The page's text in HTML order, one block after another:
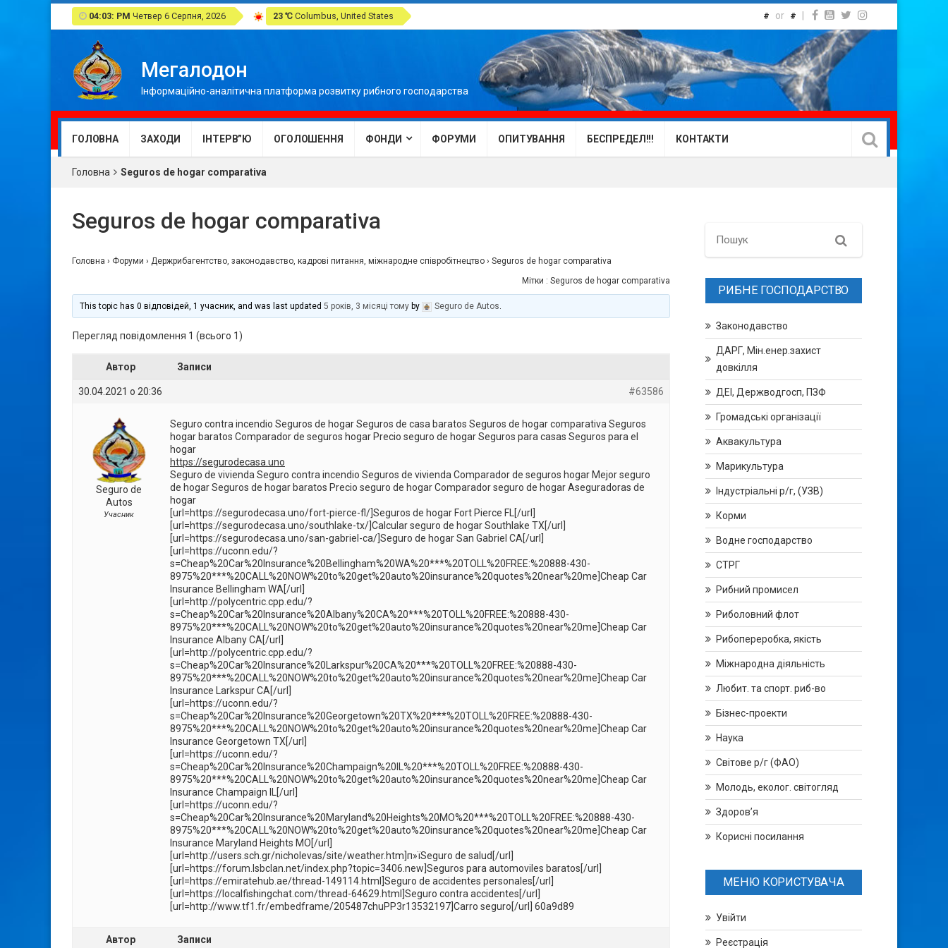
04:03: PM Четвер 6 Серпня, 2026 23 ℃ Columbus, United States # or #
Мегалодон
Інформаційно-аналітична платформа розвитку рибного господарства
ГОЛОВНА ЗАХОДИ ІНТЕРВ”Ю ОГОЛОШЕННЯ ФОНДИ ФОРУМИ ОПИТУВАННЯ БЕСПРЕДЕЛ!!! КОНТАКТИ
Головна Seguros de hogar comparativa
Seguros de hogar comparativa
Головна › Форуми › Держрибагентство, законодавство, кадрові питання, міжнародне співробітнецтво › Seguros de hogar comparativa
Мітки : Seguros de hogar comparativa
This topic has 0 відповідей, 1 учасник, and was last updated5 років, 3 місяці тому by Seguro de Autos.
Перегляд повідомлення 1 (всього 1)
Автор Записи
30.04.2021 о 20:36 #63586
Seguro de
Autos
Учасник
Seguro contra incendio Seguros de hogar Seguros de casa baratos Seguros de hogar comparativa Seguros
hogar baratos Comparador de seguros hogar Precio seguro de hogar Seguros para casas Seguros para el
hogar
https://segurodecasa.uno
Seguro de vivienda Seguro contra incendio Seguros de vivienda Comparador de seguros hogar Mejor seguro
de hogar Seguros de hogar baratos Precio seguro de hogar Comparador seguro de hogar Aseguradoras de
hogar
[url=https://segurodecasa.uno/fort-pierce-fl/]Seguros de hogar Fort Pierce FL[/url]
[url=https://segurodecasa.uno/southlake-tx/]Calcular seguro de hogar Southlake TX[/url]
[url=https://segurodecasa.uno/san-gabriel-ca/]Seguro de hogar San Gabriel CA[/url]
[url=https://uconn.edu/?
s=Cheap%20Car%20Insurance%20Bellingham%20WA%20***%20TOLL%20FREE:%20888-430-
8975%20***%20CALL%20NOW%20to%20get%20auto%20insurance%20quotes%20near%20me]Cheap Car
Insurance Bellingham WA[/url]
[url=http://polycentric.cpp.edu/?
s=Cheap%20Car%20Insurance%20Albany%20CA%20***%20TOLL%20FREE:%20888-430-
8975%20***%20CALL%20NOW%20to%20get%20auto%20insurance%20quotes%20near%20me]Cheap Car
Insurance Albany CA[/url]
[url=http://polycentric.cpp.edu/?
s=Cheap%20Car%20Insurance%20Larkspur%20CA%20***%20TOLL%20FREE:%20888-430-
8975%20***%20CALL%20NOW%20to%20get%20auto%20insurance%20quotes%20near%20me]Cheap Car
Insurance Larkspur CA[/url]
[url=https://uconn.edu/?
s=Cheap%20Car%20Insurance%20Georgetown%20TX%20***%20TOLL%20FREE:%20888-430-
8975%20***%20CALL%20NOW%20to%20get%20auto%20insurance%20quotes%20near%20me]Cheap Car
Insurance Georgetown TX[/url]
[url=https://uconn.edu/?
s=Cheap%20Car%20Insurance%20Champaign%20IL%20***%20TOLL%20FREE:%20888-430-
8975%20***%20CALL%20NOW%20to%20get%20auto%20insurance%20quotes%20near%20me]Cheap Car
Insurance Champaign IL[/url]
[url=https://uconn.edu/?
s=Cheap%20Car%20Insurance%20Maryland%20Heights%20MO%20***%20TOLL%20FREE:%20888-430-
8975%20***%20CALL%20NOW%20to%20get%20auto%20insurance%20quotes%20near%20me]Cheap Car
Insurance Maryland Heights MO[/url]
[url=http://users.sch.gr/nicholevas/site/weather.htm]п»їSeguro de salud[/url]
[url=https://forum.lsbclan.net/index.php?topic=3406.new]Seguros para automoviles baratos[/url]
[url=https://emiratehub.ae/thread-149114.html]Seguro de accidentes personales[/url]
[url=https://localfishingchat.com/thread-64629.html]Seguro contra accidentes[/url]
[url=http://www.tf1.fr/embedframe/205487chuPP3r13532197]Carro seguro[/url] 60a9d89
Автор Записи
Search
РИБНЕ ГОСПОДАРСТВО
Законодавство
ДАРГ, Мін.енер.захист
довкілля
ДЕІ, Держводгосп, ПЗФ
Громадські організації
Аквакультура
Марикультура
Індустріальні р/г, (УЗВ)
Корми
Водне господарство
СТРГ
Рибний промисел
Риболовний флот
Рибопереробка, якість
Міжнародна діяльність
Любит. та спорт. риб-во
Бізнес-проекти
Наука
Світове р/г (ФАО)
Молодь, еколог. світогляд
Здоров’я
Корисні посилання
МЕНЮ КОРИСТУВАЧА
Увійти
Реєстрація